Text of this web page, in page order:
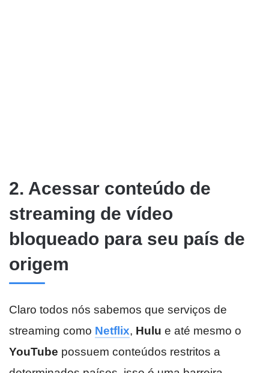
2. Acessar conteúdo de
streaming de vídeo
bloqueado para seu país de
origem
Claro todos nós sabemos que serviços de
streaming como Netflix, Hulu e até mesmo o
YouTube possuem conteúdos restritos a